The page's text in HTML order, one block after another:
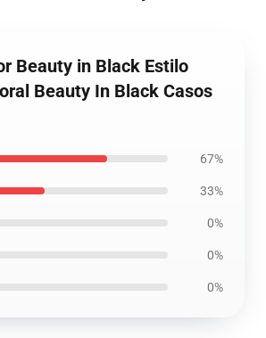
Beauty in Black Estilo
Beauty In Black Casos
67%
33%
0%
0%
0%